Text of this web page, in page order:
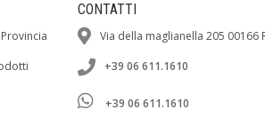
CONTATTI
Via della maglianella 205 00166
+39 06 611.1610
+39 06 611.1610